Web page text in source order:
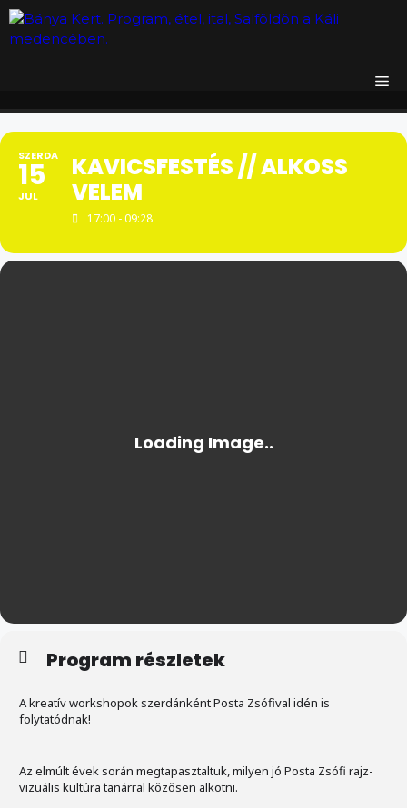
Kilépés
SZERDA
15
JUL
KAVICSFESTÉS // ALKOSS
VELEM
17:00 - 09:28
Program részletek
A kreatív workshopok szerdánként Posta Zsófival idén is
folytatódnak!
Az elmúlt évek során megtapasztaltuk, milyen jó Posta Zsófi rajz-
vizuális kultúra tanárral közösen alkotni.